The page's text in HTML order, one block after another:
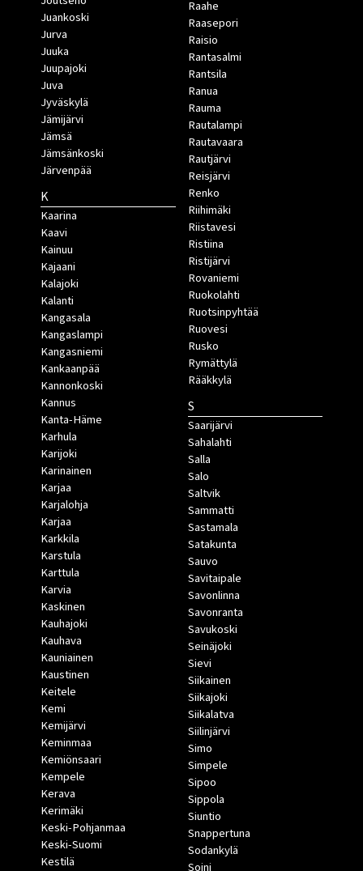
Juankoski
Jurva
Juuka
Juupajoki
Juva
Jyväskylä
Jämijärvi
Jämsä
Jämsänkoski
Järvenpää
K
Kaarina
Kaavi
Kainuu
Kajaani
Kalajoki
Kalanti
Kangasala
Kangaslampi
Kangasniemi
Kankaanpää
Kannonkoski
Kannus
Kanta-Häme
Karhula
Karijoki
Karinainen
Karjaa
Karjalohja
Karjaa
Karkkila
Karstula
Karttula
Karvia
Kaskinen
Kauhajoki
Kauhava
Kauniainen
Kaustinen
Keitele
Kemi
Kemijärvi
Keminmaa
Kemiönsaari
Kempele
Kerava
Kerimäki
Keski-Pohjanmaa
Keski-Suomi
Kestilä
Raahe
Raasepori
Raisio
Rantasalmi
Rantsila
Ranua
Rauma
Rautalampi
Rautavaara
Rautjärvi
Reisjärvi
Renko
Riihimäki
Riistavesi
Ristiina
Ristijärvi
Rovaniemi
Ruokolahti
Ruotsinpyhtää
Ruovesi
Rusko
Rymättylä
Rääkkylä
S
Saarijärvi
Sahalahti
Salla
Salo
Saltvik
Sammatti
Sastamala
Satakunta
Sauvo
Savitaipale
Savonlinna
Savonranta
Savukoski
Seinäjoki
Sievi
Siikainen
Siikajoki
Siikalatva
Siilinjärvi
Simo
Simpele
Sipoo
Sippola
Siuntio
Snappertuna
Sodankylä